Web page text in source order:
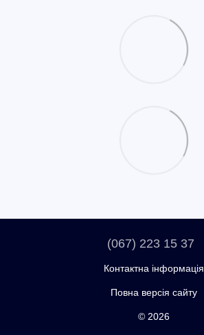
(067) 223 15 37
Контактна інформація
Повна версія сайту
© 2026